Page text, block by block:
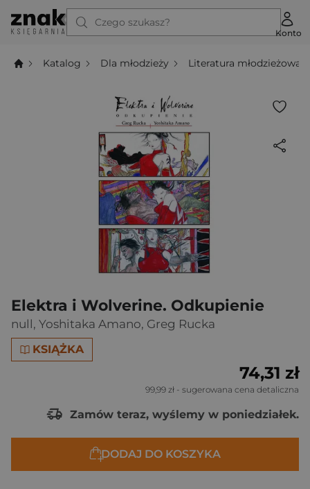
Czego szukasz?
Konto
Katalog Dla młodzieży Literatura młodzieżowa
Elektra i Wolverine. Odkupienie
null, Yoshitaka Amano, Greg Rucka
KSIĄŻKA
74,31 zł
99,99 zł - sugerowana cena detaliczna
Zamów teraz, wyślemy w poniedziałek.
DODAJ DO KOSZYKA